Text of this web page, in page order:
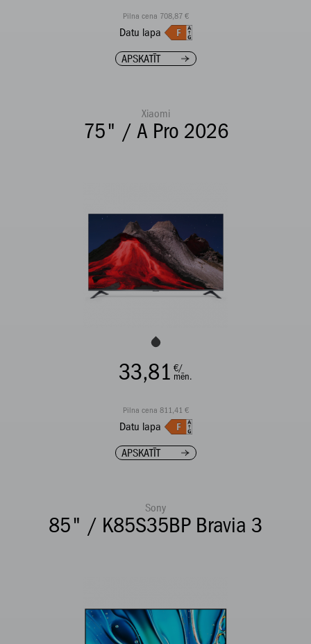
Pilna cena 708,87 €
Datu lapa
APSKATĪT
Xiaomi
75" / A Pro 2026
33,81 €/
mēn.
Pilna cena 811,41 €
Datu lapa
APSKATĪT
Sony
85" / K85S35BP Bravia 3